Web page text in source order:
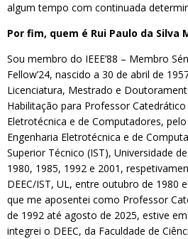
algum tempo com continuada
Por fim, quem é Rui Paulo da Silva
Sou membro do IEEE’88 – Membro
Fellow’24, nascido a 30 de abril de
Licenciatura, Mestrado e
Habilitação para Professor
Eletrotécnica e de Computadores,
Engenharia Eletrotécnica e de
Superior Técnico (IST), Universidade
1980, 1985, 1992 e 2001,
DEEC/IST, UL, entre outubro de 1980
que me aposentei como Professor
de 1992 até agosto de 2025, estive
integrei o DEEC, da Faculdade de